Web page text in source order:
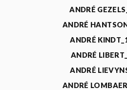
ANDRÉ
ANDRÉ
ANDRÉ
ANDRÉ
ANDRÉ
ANDRÉ